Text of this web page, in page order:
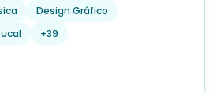
Design Gráfico
+39